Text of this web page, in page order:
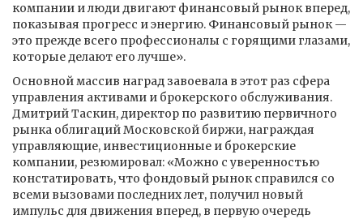
компании и люди двигают финансовый рынок вперед,
показывая прогресс и энергию. Финансовый рынок —
это прежде всего профессионалы с горящими глазами,
которые делают его лучше».
Основной массив наград завоевала в этот раз сфера
управления активами и брокерского обслуживания.
Дмитрий Таскин, директор по развитию первичного
рынка облигаций Московской биржи, награждая
управляющие, инвестиционные и брокерские
компании, резюмировал: «Можно с уверенностью
констатировать, что фондовый рынок справился со
всеми вызовами последних лет, получил новый
импульс для движения вперед, в первую очередь